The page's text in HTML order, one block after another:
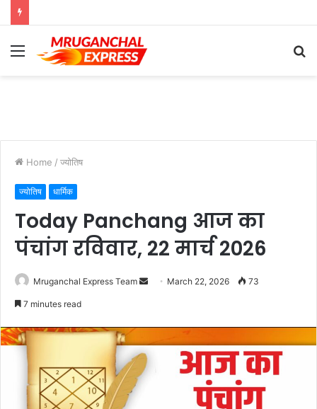
Menu
Home / ज्योतिष
ज्योतिष धार्मिक
Today Panchang आज का
पंचांग रविवार, 22 मार्च 2026
Mruganchal Express Team
Send March 22, 2026 73
7 minutes read